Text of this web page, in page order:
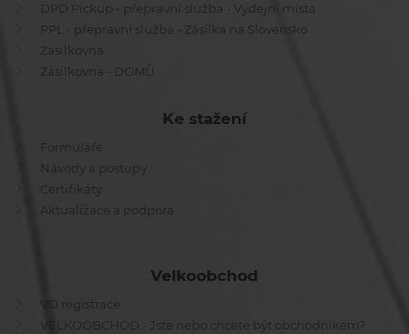
DPD Pickup - přepravní služba - Výdejní místa
PPL - přepravní služba - Zásilka na Slovensko
Zásilkovna
Zásilkovna - DOMŮ
Ke stažení
Formuláře
Návody a postupy
Certifikáty
Aktualizace a podpora
Velkoobchod
VO registrace
VELKOOBCHOD - Jste nebo chcete být obchodníkem?